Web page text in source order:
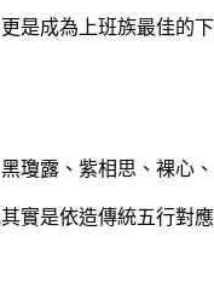
是成為上班族最佳的
瓊露、紫相思、裸心
實是依造傳統五行對